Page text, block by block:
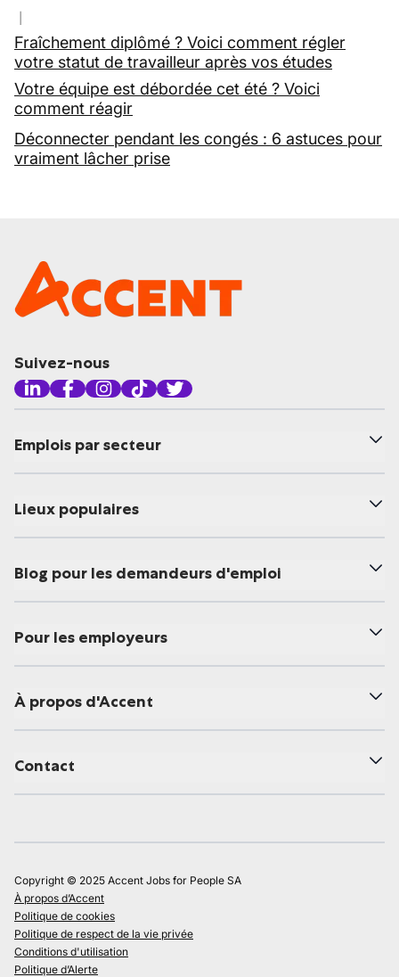
Fraîchement diplômé ? Voici comment régler
votre statut de travailleur après vos études
Votre équipe est débordée cet été ? Voici
comment réagir
Déconnecter pendant les congés : 6 astuces pour
vraiment lâcher prise
Suivez-nous
Emplois par secteur
Lieux populaires
Blog pour les demandeurs d'emploi
Pour les employeurs
À propos d'Accent
Contact
Copyright © 2025 Accent Jobs for People SA
À propos d’Accent
Politique de cookies
Politique de respect de la vie privée
Conditions d'utilisation
Politique d’Alerte